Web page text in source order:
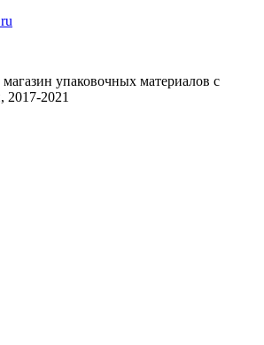
упаковочных материалов с
2017-2021